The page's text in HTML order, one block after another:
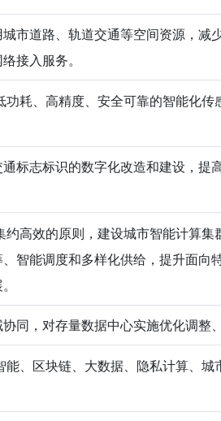
市道路、轨道交通等空间资源，减
接入服务。
耗、高精度、安全可靠的智能化传
标志标识的数字化改造和建设，提
高效的原则，建设城市智能计算集
智能调度和多样化供给，提升面向
同，对存量数据中心实施优化调整、
、区块链、大数据、隐私计算、城